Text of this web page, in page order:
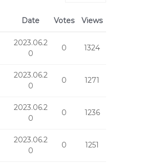
Date Votes Views
2023.06.2
0
0 1324
2023.06.2
0
0 1271
2023.06.2
0
0 1236
2023.06.2
0
0 1251